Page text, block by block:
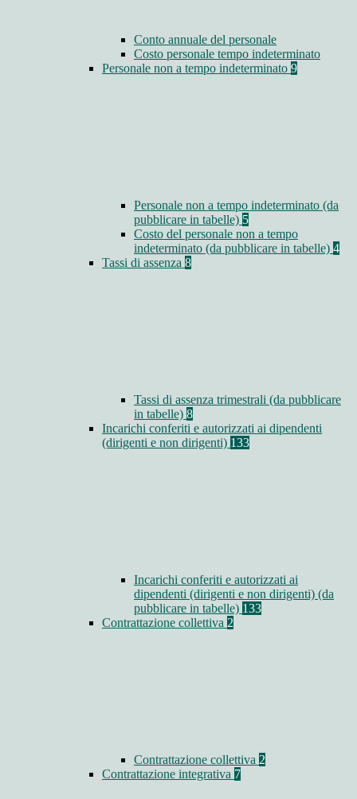
Conto annuale del personale
Costo personale tempo indeterminato
Personale non a tempo indeterminato 9
Personale non a tempo indeterminato (da
pubblicare in tabelle) 5
Costo del personale non a tempo
indeterminato (da pubblicare in tabelle) 4
Tassi di assenza 8
Tassi di assenza trimestrali (da pubblicare
in tabelle) 8
Incarichi conferiti e autorizzati ai dipendenti
(dirigenti e non dirigenti) 133
Incarichi conferiti e autorizzati ai
dipendenti (dirigenti e non dirigenti) (da
pubblicare in tabelle) 133
Contrattazione collettiva 2
Contrattazione collettiva 2
Contrattazione integrativa 7